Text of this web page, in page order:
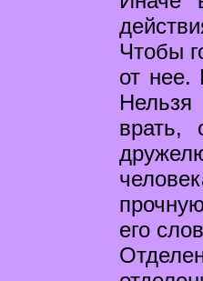
Чтобы
от нее.
Нельзя
врать,
его